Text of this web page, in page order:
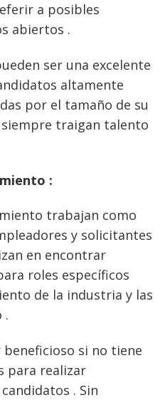
a posibles
abiertos .
ser una excelente
altamente
por el tamaño de su
traigan talento
:
trabajan como
y solicitantes
en encontrar
roles específicos
de la industria y las
.
beneficioso si no tiene
para realizar
. Sin